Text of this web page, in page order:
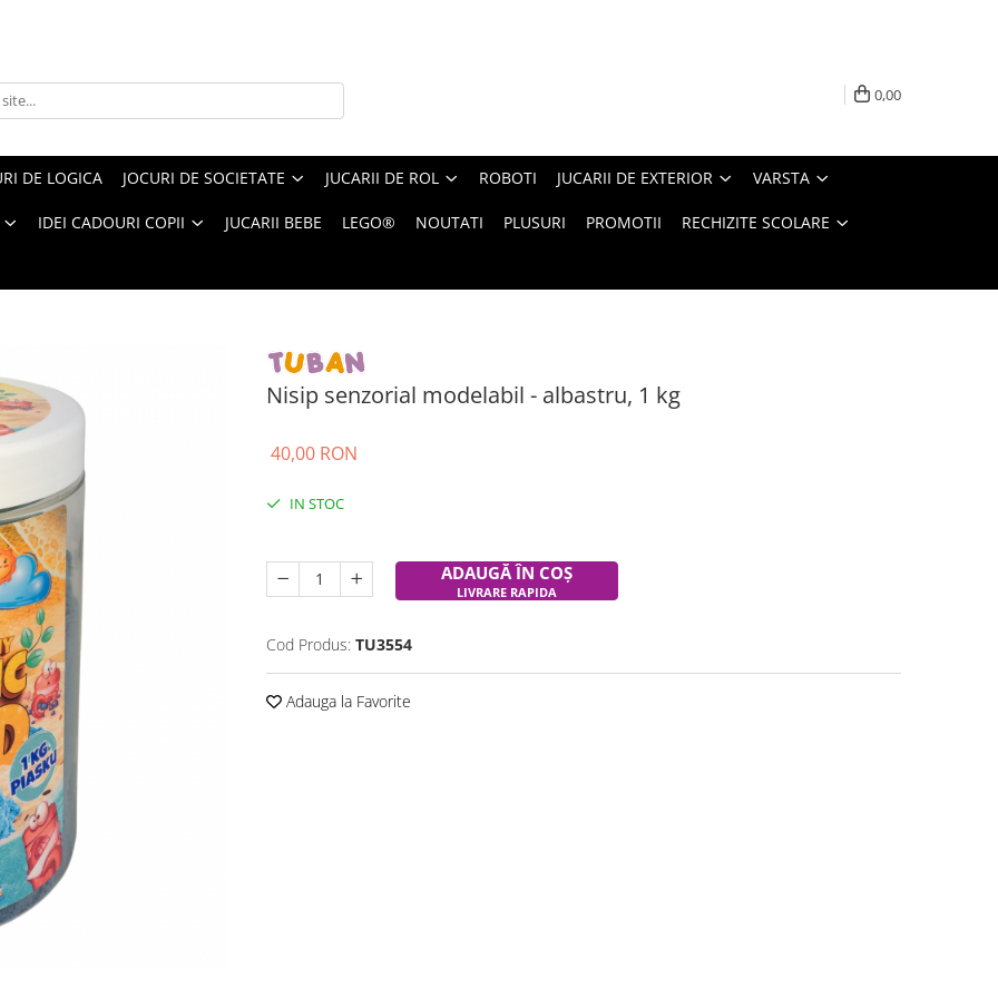
0,00
DE LOGICA JOCURI DE SOCIETATE JUCARII DE ROL ROBOTI JUCARII DE EXTERIOR VARSTA
IDEI CADOURI COPII JUCARII BEBE LEGO® NOUTATI PLUSURI PROMOTII RECHIZITE SCOLARE
Nisip senzorial modelabil - albastru, 1 kg
40,00 RON
IN STOC
ADAUGĂ ÎN COȘ
LIVRARE RAPIDA
Cod Produs: TU3554
Adauga la Favorite